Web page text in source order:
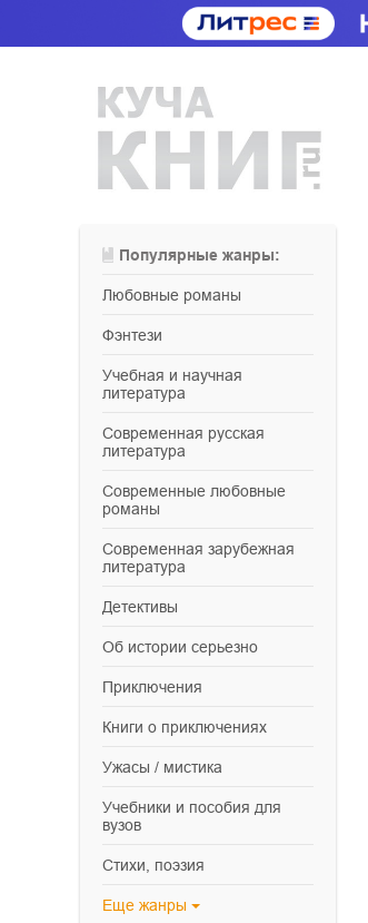
Популярные жанры:
любовные романы
фэнтези
учебная и научная
литература
современная русская
литература
современные любовные
романы
современная зарубежная
литература
детективы
об истории серьезно
приключения
книги о приключениях
ужасы / мистика
учебники и пособия для
вузов
cтихи, поэзия
Еще жанры